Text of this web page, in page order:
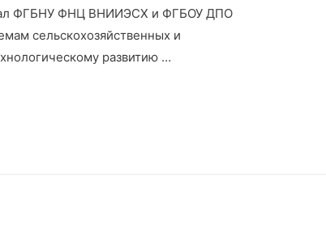
ФГБНУ ФНЦ ВНИИЭСХ и ФГБОУ ДПО
сельскохозяйственных и
развитию …